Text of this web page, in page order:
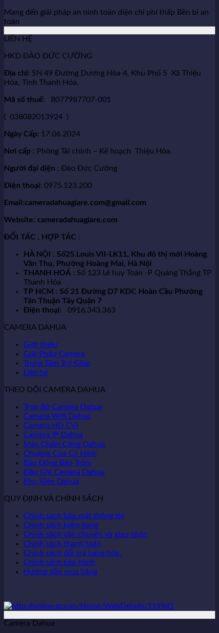
Mang đến giải pháp an ninh toàn diện chi phí thấp Bền bỉ an
toàn
LIÊN HỆ
HKD ĐÀO ĐỨC CƯỜNG
Địa chỉ: SN 49 Đường Dương Hòa 4, Khu Phố 5 Xã Thiệu
Hóa, Tỉnh Thanh Hóa.
Mã số thuế: 8077987707-001
( 038082013924 )
Ngày Cấp: 17.06.2024
Nơi cấp : Phòng Tài chính – Kế hoạch Thiệu Hóa.
Người đại diện : Đào Đức Cường
Điện thoại: 0975.123.200
Email :cameradahuagiare.com@gmail.com
Website: cameradahuagiare.com
ĐỐI TÁC , HỢP TÁC :
HÀ NỘI : Số25.Louis VII-LK11, Khu đô thị mới Hoàng
Văn Thụ, Phường Hoàng Mai, Hà Nội
THANH HOÁ : Số 123 Lê huy Toán -P Quảng Thắng TP
Thanh Hóa
TP HCM : Số 21 Đường D7 KDC Hoàn Cầu Phường
Tân Thuận Tây Quận 7
Điện thoại: 0916.343.363
CAMERA DAHUA
Giới thiệu
Giải Pháp Camera
Trung Tâm Trợ Giúp
Liên hệ
THEO DÕI CAMERA DAHUA
Trọn Bộ Camera Dahua
Camera Wifi Dahua
Camera HD CVI
Camera IP Dahua
Máy Chấm Công Dahua
Chuông Cửa Có Hình
Báo Động Báo Trộm
Đầu Ghi Camera Dahua
Phụ Kiện Dahua
QUY ĐỊNH VÀ CHÍNH SÁCH
Chính sách bảo mật thông tin
Chính sách kiểm hàng
Chính sách vận chuyển và giao nhận
Chính sách thanh toán
Chính sách đổi trả hàng hóa.
Chính sách bảo hành
Hướng dẫn mua hàng
Camera Dahua